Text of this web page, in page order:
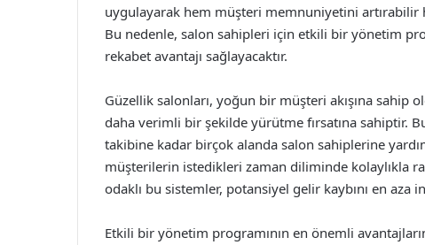
uygulayarak hem müşteri memnuniyetini
Bu nedenle, salon sahipleri için etkili bir yönetim
rekabet avantajı sağlayacaktır.
Güzellik salonları, yoğun bir müşteri akışına
daha verimli bir şekilde yürütme fırsatına sahiptir.
takibine kadar birçok alanda salon sahiplerine
müşterilerin istedikleri zaman diliminde kolaylıkla
odaklı bu sistemler, potansiyel gelir kaybını en aza
Etkili bir yönetim programının en önemli